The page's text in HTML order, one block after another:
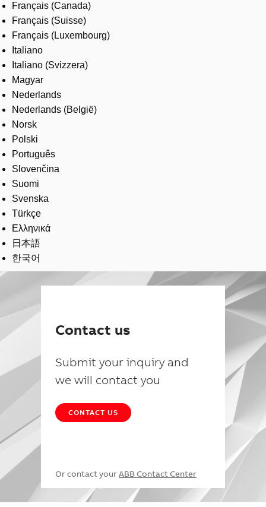
Français (Canada)
Français (Suisse)
Français (Luxembourg)
Italiano
Italiano (Svizzera)
Magyar
Nederlands
Nederlands (België)
Norsk
Polski
Português
Slovenčina
Suomi
Svenska
Türkçe
Ελληνικά
日本語
한국어
Contact us
Submit your inquiry and
we will contact you
CONTACT US
Or contact your ABB Contact Center